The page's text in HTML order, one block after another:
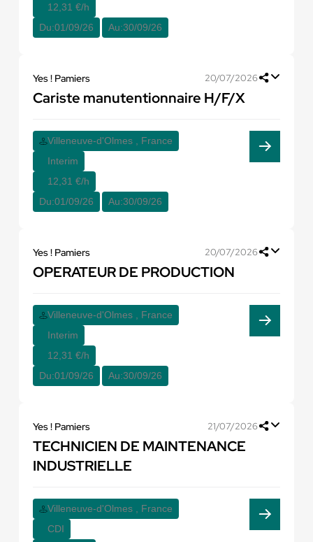
12,31 €/h
Du:01/09/26 Au:30/09/26
Yes ! Pamiers 20/07/2026
Cariste manutentionnaire H/F/X
Villeneuve-d'Olmes , France
Interim
12,31 €/h
Du:01/09/26 Au:30/09/26
Yes ! Pamiers 20/07/2026
OPERATEUR DE PRODUCTION
Villeneuve-d'Olmes , France
Interim
12,31 €/h
Du:01/09/26 Au:30/09/26
Yes ! Pamiers 21/07/2026
TECHNICIEN DE MAINTENANCE
INDUSTRIELLE
Villeneuve-d'Olmes , France
CDI